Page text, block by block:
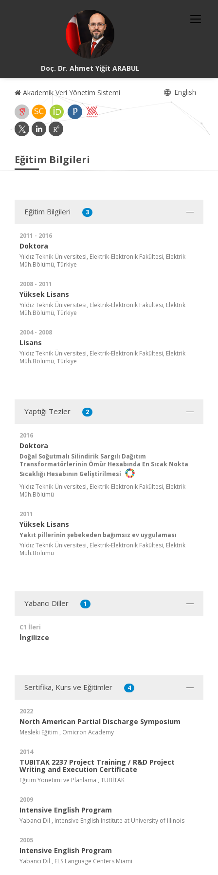
Doç. Dr. Ahmet Yiğit ARABUL
Akademik Veri Yönetim Sistemi English
Eğitim Bilgileri
Eğitim Bilgileri 3
2011 - 2016
Doktora
Yıldız Teknik Üniversitesi, Elektrik-Elektronik Fakültesi, Elektrik
Müh.Bölümü, Türkiye
2008 - 2011
Yüksek Lisans
Yıldız Teknik Üniversitesi, Elektrik-Elektronik Fakültesi, Elektrik
Müh.Bölümü, Türkiye
2004 - 2008
Lisans
Yıldız Teknik Üniversitesi, Elektrik-Elektronik Fakültesi, Elektrik
Müh.Bölümü, Türkiye
Yaptığı Tezler 2
2016
Doktora
Doğal Soğutmalı Silindirik Sargılı Dağıtım
Transformatörlerinin Ömür Hesabında En Sıcak Nokta
Sıcaklığı Hesabının Geliştirilmesi
Yıldız Teknik Üniversitesi, Elektrik-Elektronik Fakültesi, Elektrik
Müh.Bölümü
2011
Yüksek Lisans
Yakıt pillerinin şebekeden bağımsız ev uygulaması
Yıldız Teknik Üniversitesi, Elektrik-Elektronik Fakültesi, Elektrik
Müh.Bölümü
Yabancı Diller 1
C1 İleri
İngilizce
Sertifika, Kurs ve Eğitimler 4
2022
North American Partial Discharge Symposium
Mesleki Eğitim , Omicron Academy
2014
TUBITAK 2237 Project Training / R&D Project
Writing and Execution Certificate
Eğitim Yönetimi ve Planlama , TUBİTAK
2009
Intensive English Program
Yabancı Dil , Intensive English Institute at University of Illinois
2005
Intensive English Program
Yabancı Dil , ELS Language Centers Miami